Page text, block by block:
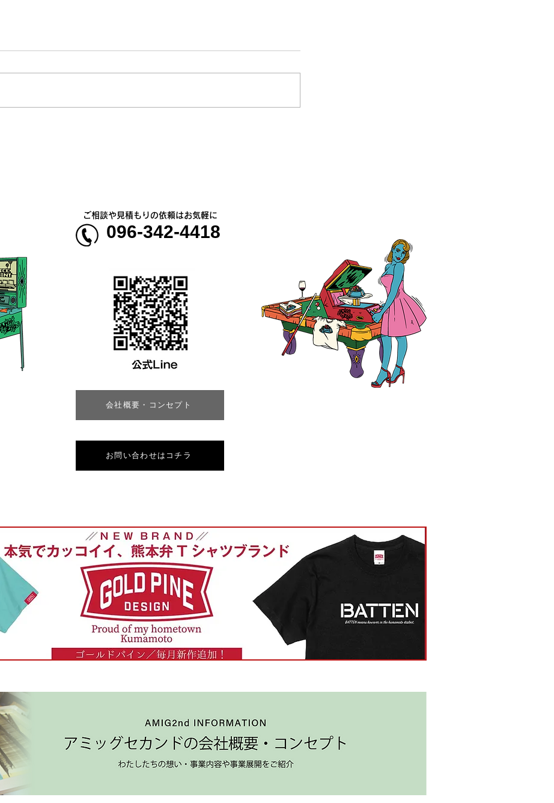
会社概要・コンセプト
ご相談や見積もりの依頼はお気軽に
096-342-4418
お問い合わせはコチラ